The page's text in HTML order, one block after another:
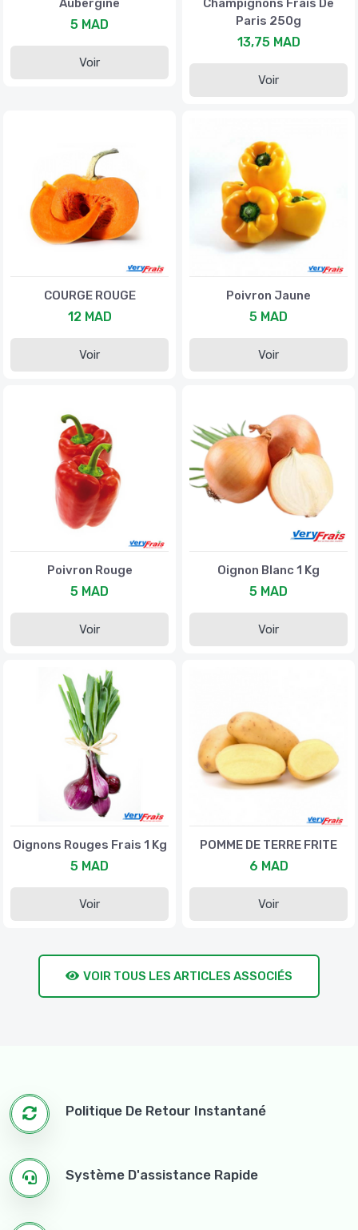
Aubergine
5 MAD
Voir
Champignons Frais De
Paris 250g
13,75 MAD
Voir
COURGE ROUGE
12 MAD
Voir
Poivron Jaune
5 MAD
Voir
Poivron Rouge
5 MAD
Voir
Oignon Blanc 1 Kg
5 MAD
Voir
Oignons Rouges Frais 1 Kg
5 MAD
Voir
POMME DE TERRE FRITE
6 MAD
Voir
VOIR TOUS LES ARTICLES ASSOCIÉS
Politique De Retour Instantané
Système D'assistance Rapide